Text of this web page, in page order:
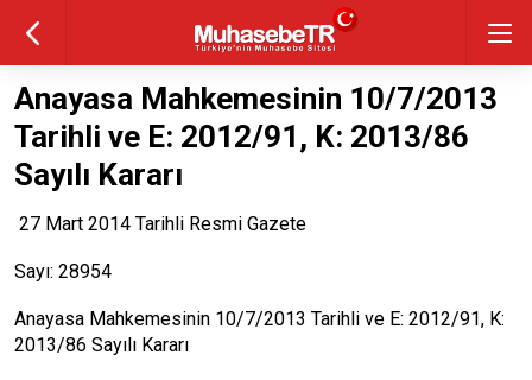
Anayasa Mahkemesinin 10/7/2013
Tarihli ve E: 2012/91, K: 2013/86
Sayılı Kararı
27 Mart 2014 Tarihli Resmi Gazete
Sayı: 28954
Anayasa Mahkemesinin 10/7/2013 Tarihli ve E: 2012/91, K:
2013/86 Sayılı Kararı